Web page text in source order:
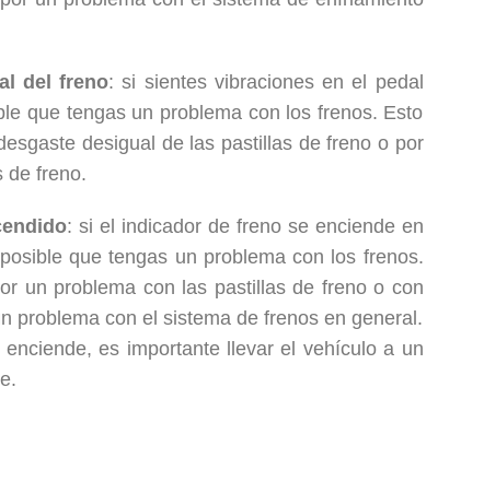
del freno: si sientes vibraciones en el pedal
que tengas un problema con los frenos. Esto
desigual de las pastillas de freno o por
de freno.
: si el indicador de freno se enciende en
que tengas un problema con los frenos.
un problema con las pastillas de freno o con
problema con el sistema de frenos en general.
es importante llevar el vehículo a un